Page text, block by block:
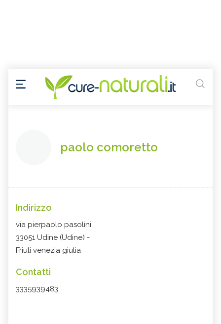
paolo comoretto
Indirizzo
via pierpaolo pasolini
33051 Udine (Udine) -
Friuli venezia giulia
Contatti
3335939483